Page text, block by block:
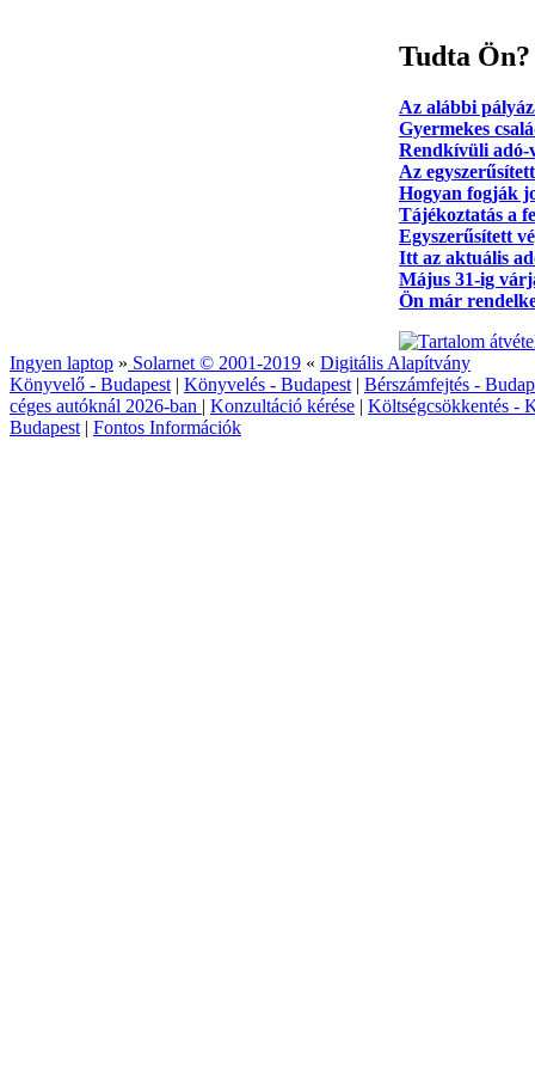
Tudta Ön?
Az alábbi
Gyermekes
Rendkívüli adó-
Az
Hogyan fogják
Tájékoztatás a
Egyszerűsített
Itt az aktuális
Május 31-ig
Ön már
Ingyen laptop » Solarnet © 2001-2019 « Digitális Alapítvány
Könyvelő - Budapest | Könyvelés - Budapest | Bérszámfejtés -
céges autóknál 2026‑ban | Konzultáció kérése | Költségcsökkentés -
Budapest | Fontos Információk